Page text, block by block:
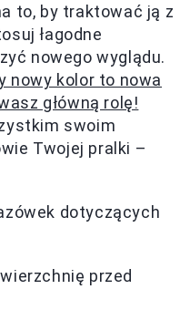
to, by traktować ją z
łagodne
nowego wyglądu.
nowy kolor to nowa
główną rolę!
swoim
Twojej pralki –
dotyczących
przed